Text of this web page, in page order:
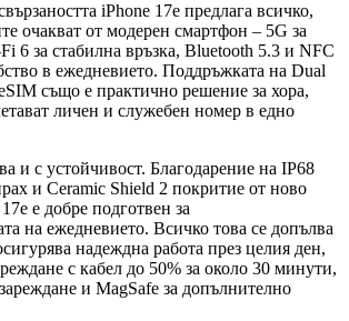
iPhone 17e предлага всичко,
очакват от модерен смартфон – 5G за
6 за стабилна връзка, Bluetooth 5.3 и NFC
в ежедневието. Поддръжката на Dual
също е практично решение за хора,
личен и служебен номер в едно
и с устойчивост. Благодарение на IP68
и Ceramic Shield 2 покритие от ново
е добре подготвен за
на ежедневието. Всичко това се допълва
надеждна работа през целия ден,
с кабел до 50% за около 30 минути,
и MagSafe за допълнително